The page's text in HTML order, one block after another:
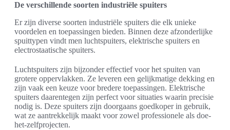
De verschillende soorten industriële spuiters
Er zijn diverse soorten industriële spuiters die elk unieke
voordelen en toepassingen bieden. Binnen deze afzonderlijke
spuittypen vindt men luchtspuiters, elektrische spuiters en
electrostaatische spuiters.
Luchtspuiters zijn bijzonder effectief voor het spuiten van
grotere oppervlakken. Ze leveren een gelijkmatige dekking en
zijn vaak een keuze voor bredere toepassingen. Elektrische
spuiters daarentegen zijn perfect voor situaties waarin precisie
nodig is. Deze spuiters zijn doorgaans goedkoper in gebruik,
wat ze aantrekkelijk maakt voor zowel professionele als doe-
het-zelfprojecten.